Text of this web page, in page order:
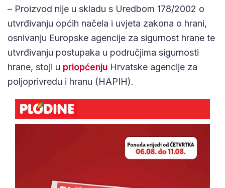
– Proizvod nije u skladu s Uredbom 178/2002 o
utvrđivanju općih načela i uvjeta zakona o hrani,
osnivanju Europske agencije za sigurnost hrane te
utvrđivanju postupaka u područjima sigurnosti
hrane, stoji u priopćenju Hrvatske agencije za
poljoprivredu i hranu (HAPIH).